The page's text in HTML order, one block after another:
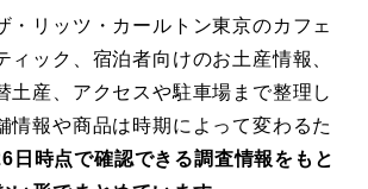
・リッツ・カールトン東京のカフェ
ィック、宿泊者向けのお土産情報、
土産、アクセスや駐車場まで整理し
情報や商品は時期によって変わるた
日時点で確認できる調査情報をもと